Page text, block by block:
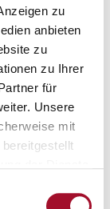
zu
anbieten
zu
zu Ihrer
für
Unsere
mit